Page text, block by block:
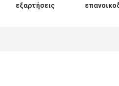
εξαρτήσεις